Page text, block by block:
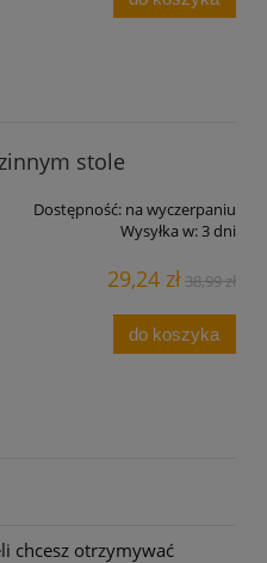
stole
Dostępność: na wyczerpaniu
Wysyłka w:3 dni
29,24 zł38,99 zł
do koszyka
chcesz otrzymywać